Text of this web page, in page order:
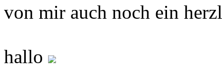
von mir auch noch ein
hallo